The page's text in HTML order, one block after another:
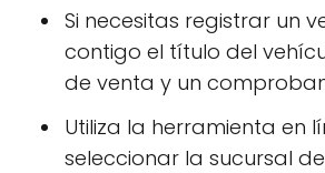
Si necesitas registrar un
contigo el título del
de venta y un
Utiliza la herramienta en
seleccionar la sucursal